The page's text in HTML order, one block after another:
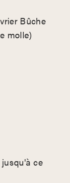
Bûche
molle)
ce